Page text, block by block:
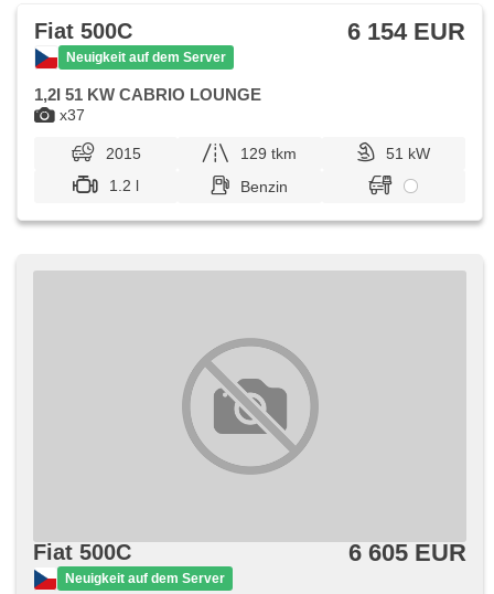
x37
Fiat 500C
Neuigkeit auf dem Server
6 154 EUR
1,2I 51 KW CABRIO LOUNGE
2015 129 tkm
51 kW
1.2 l
Benzin
Fiat 500C
Neuigkeit auf dem Server
6 605 EUR